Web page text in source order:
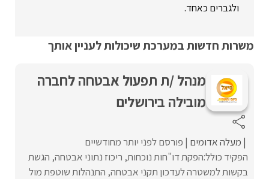
ולגברים כאחד.
משרות חדשות במערכת שיכולות לעניין אותך
מנהל /ת תפעול אבטחה לחברה
מובילה בירושלים
מעלה אדומים פורסם לפני יותר מחודשיים
הפקיד כולל:הפקת דו"חות נוכחות, ריכוז נתוני אבטחה, הגשת
בקשות למשטרה לעדכון תקני אבטחה, התנהלות שוטפת מול